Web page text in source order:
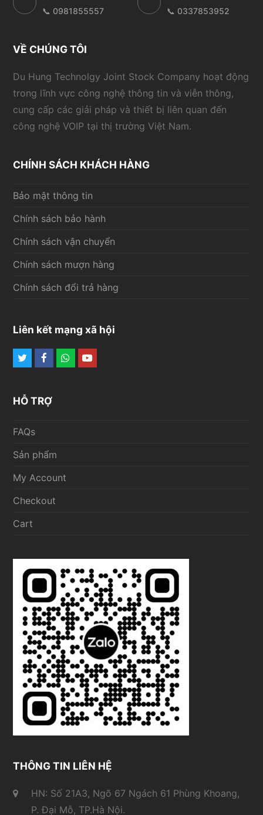
📞 0981855557
📞 0337853952
VỀ CHÚNG TÔI
Du Hung Technolgy Joint Stock Company hoạt động
trong lĩnh vực công nghệ thông tin và viễn thông,
cung cấp các giải pháp và thiết bị liên quan đến
công nghệ VOIP tại thị trường Việt Nam.
CHÍNH SÁCH KHÁCH HÀNG
Bảo mật thông tin
Chính sách bảo hành
Chính sách vận chuyển
Chính sách mượn hàng
Chính sách đổi trả hàng
Liên kết mạng xã hội
TwitterFacebook
Whatsapp
Youtube
HỖ TRỢ
FAQs
Sản phẩm
My Account
Checkout
Cart
THÔNG TIN LIÊN HỆ
HN: Số 21A3, Ngõ 67 Ngách 61 Phùng Khoang,
P. Đại Mỗ, TP.Hà Nội.